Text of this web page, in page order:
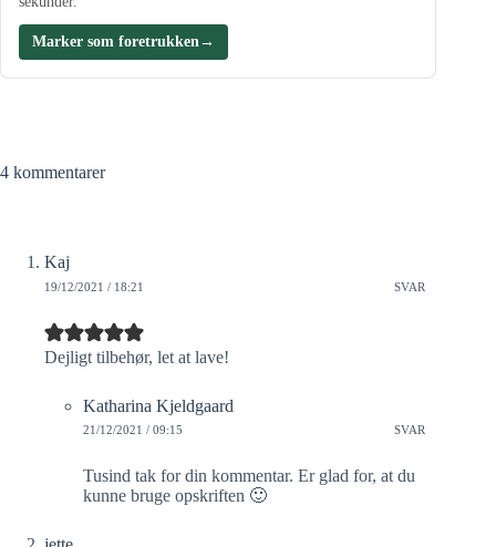
Marker som foretrukken→
4 kommentarer
Kaj
19/12/2021 / 18:21 SVAR
Dejligt tilbehør, let at lave!
Katharina Kjeldgaard
21/12/2021 / 09:15 SVAR
Tusind tak for din kommentar. Er glad for, at du
kunne bruge opskriften 🙂